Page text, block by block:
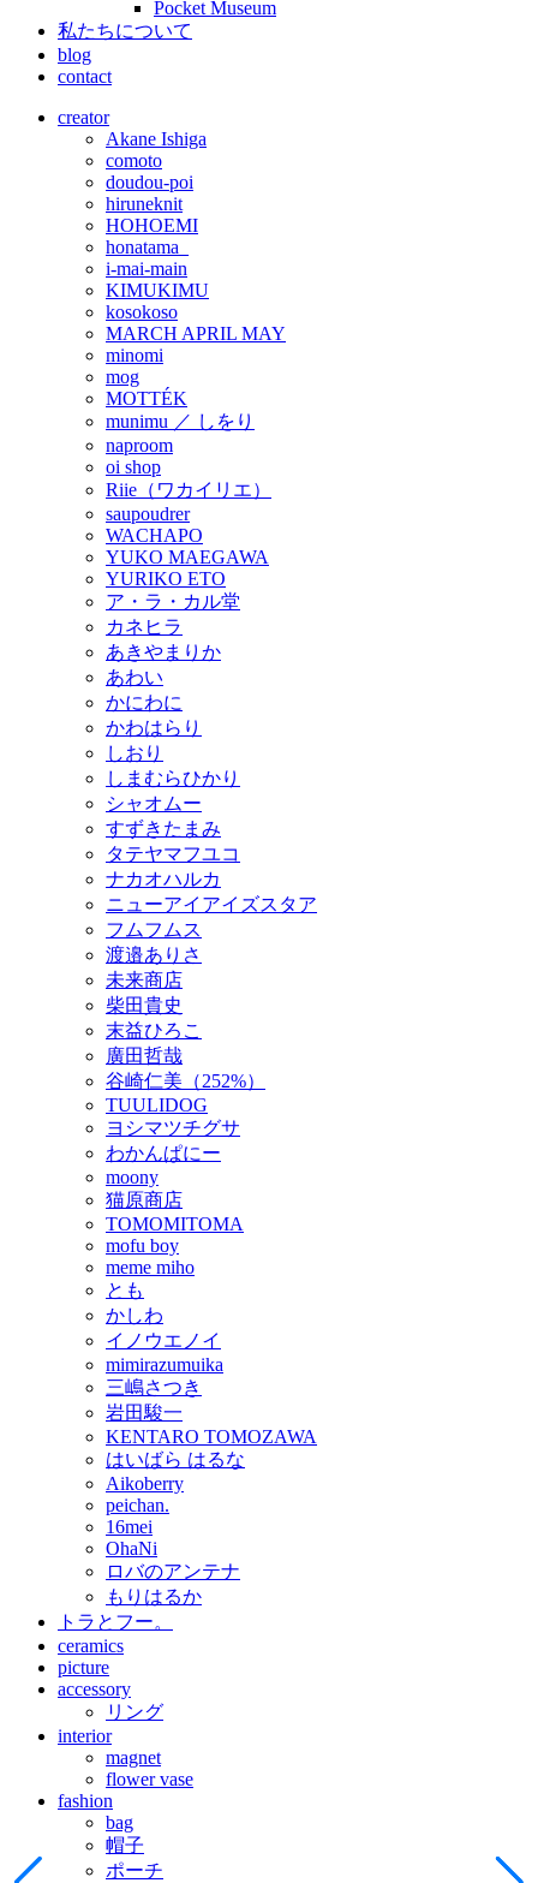
Pocket Museum
私たちについて
blog
contact
creator
Akane Ishiga
comoto
doudou-poi
hiruneknit
HOHOEMI
honatama_
i-mai-main
KIMUKIMU
kosokoso
MARCH APRIL MAY
minomi
mog
MOTTÉK
munimu ／ しをり
naproom
oi shop
Riie（ワカイリエ）
saupoudrer
WACHAPO
YUKO MAEGAWA
YURIKO ETO
ア・ラ・カル堂
カネヒラ
あきやまりか
あわい
かにわに
かわはらり
しおり
しまむらひかり
シャオムー
すずきたまみ
タテヤマフユコ
ナカオハルカ
ニューアイアイズスタア
フムフムス
渡邉ありさ
未来商店
柴田貴史
末益ひろこ
廣田哲哉
谷崎仁美（252%）
TUULIDOG
ヨシマツチグサ
わかんぱにー
moony
猫原商店
TOMOMITOMA
mofu boy
meme miho
とも
かしわ
イノウエノイ
mimirazumuika
三嶋さつき
岩田駿一
KENTARO TOMOZAWA
はいばら はるな
Aikoberry
peichan.
16mei
OhaNi
ロバのアンテナ
もりはるか
トラとフー。
ceramics
picture
accessory
リング
interior
magnet
flower vase
fashion
bag
帽子
ポーチ